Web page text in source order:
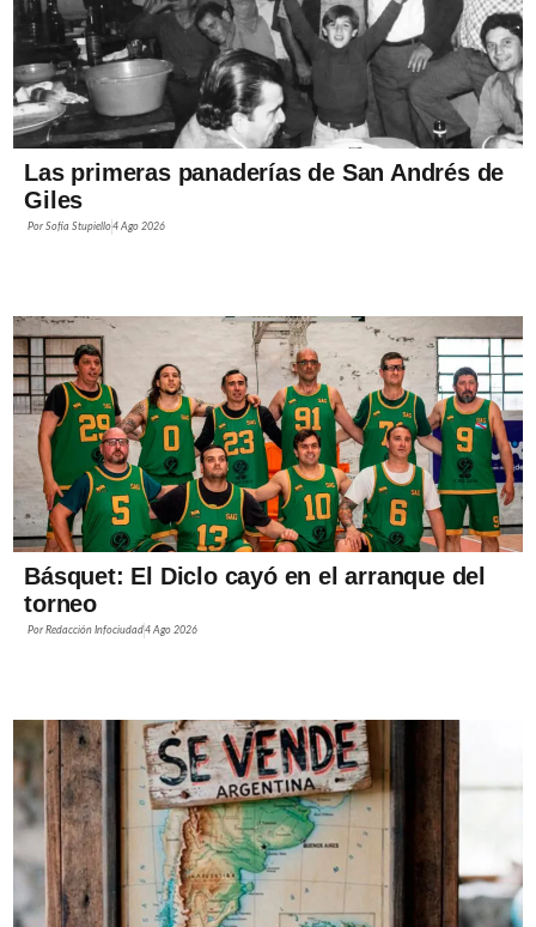
Las primeras panaderías de San Andrés de
Giles
PorSofía Stupiello4 Ago 2026
Básquet: El Diclo cayó en el arranque del
torneo
PorRedacción Infociudad4 Ago 2026